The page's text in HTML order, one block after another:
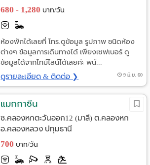
ธรรมกาย ต.คลองสอง อ.คลองหลวง
ปทุมธานี
680 - 1,280 บาท/วัน
ห้องพักได้เลยที่ โทร.ดูข้อมูล รูปภาพ ชนิดห้อง
ต่างๆ ข้อมูลการเดินทางได้ เพียงเซฟเบอร์ ดู
ข้อมูลได้จากไทม์ไลน์ได้เลยค่ะ พนั...
ดูรายละเอียด & ติดต่อ ❯ 9 มิ.ย. 60
แมกกาซีน
ซ.คลองหกตะวันออก12 (มาลี) ต.คลองหก
อ.คลองหลวง ปทุมธานี
700 บาท/วัน